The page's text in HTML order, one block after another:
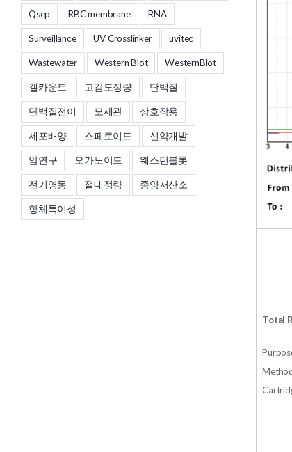
Total
Qsep RBC membrane RNA
Surveillance UV Crosslinker uvitec
Wastewater Western Blot WesternBlot
겔카운트 고감도정량 단백질
단백질전이 모세관 상호작용
세포배양 스페로이드 신약개발
암연구 오가노이드 웨스턴블롯
전기영동 절대정량 종양저산소
항체특이성